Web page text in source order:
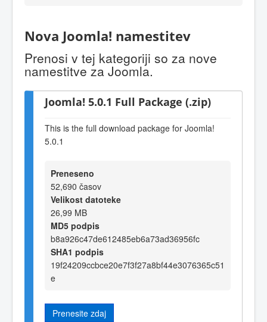
Nova Joomla! namestitev
Prenosi v tej kategoriji so za nove
namestitve za Joomla.
Joomla! 5.0.1 Full Package (.zip)
This is the full download package for Joomla!
5.0.1
Preneseno
52,690 časov
Velikost datoteke
26,99 MB
MD5 podpis
b8a926c47de612485eb6a73ad36956fc
SHA1 podpis
19f24209ccbce20e7f3f27a8bf44e3076365c51
e
Prenesite zdaj